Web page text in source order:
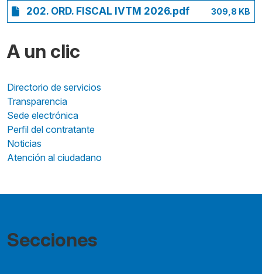
202. ORD. FISCAL IVTM 2026.pdf
309,8 KB
A un clic
Directorio de servicios
Transparencia
Sede electrónica
Perfil del contratante
Noticias
Atención al ciudadano
Secciones